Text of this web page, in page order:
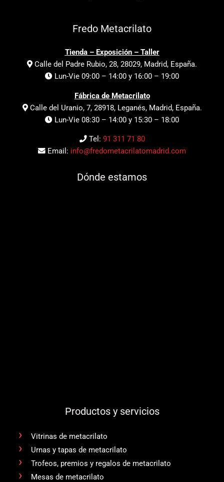
Fredo Metacrilato
Tienda – Exposición – Taller
Calle del Padre Rubio, 28, 28029, Madrid, España.
Lun-Vie 09:00 – 14:00 y 16:00 – 19:00
Fábrica de Metacrilato
Calle del Uranio, 7, 28918, Leganés, Madrid, España.
Lun-Vie 08:30 – 14:00 y 15:30 – 18:00
Tel: 91 311 71 80
Email: info@fredometacrilatomadrid.com
Dónde estamos
Productos y servicios
Vitrinas de metacrilato
Urnas y tapas de metacrilato
Trofeos, premios y regalos de metacrilato
Mesas de metacrilato